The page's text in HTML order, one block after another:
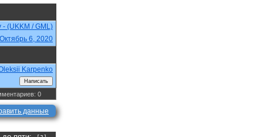
- (UKKM / GML)
Октябрь 6, 2020
Karpenko
0
данные